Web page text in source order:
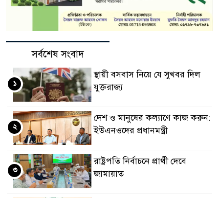
সর্বশেষ সংবাদ
স্থায়ী বসবাস নিয়ে যে সুখবর দিল
যুক্তরাজ্য
১
দেশ ও মানুষের কল্যাণে কাজ করুন:
ইউএনওদের প্রধানমন্ত্রী
২
রাষ্ট্রপতি নির্বাচনে প্রার্থী দেবে
জামায়াত
৩